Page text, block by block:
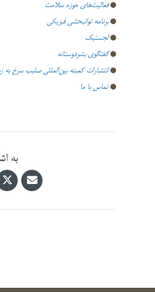
فعالیت‌های حوزه سلامت
برنامه توانبحشی فیزیکی
لجستیک
گفتگوی بشردوستانه
انتشارات کمیته بین‌المللی صلیب سرخ به
تماس با ما
به